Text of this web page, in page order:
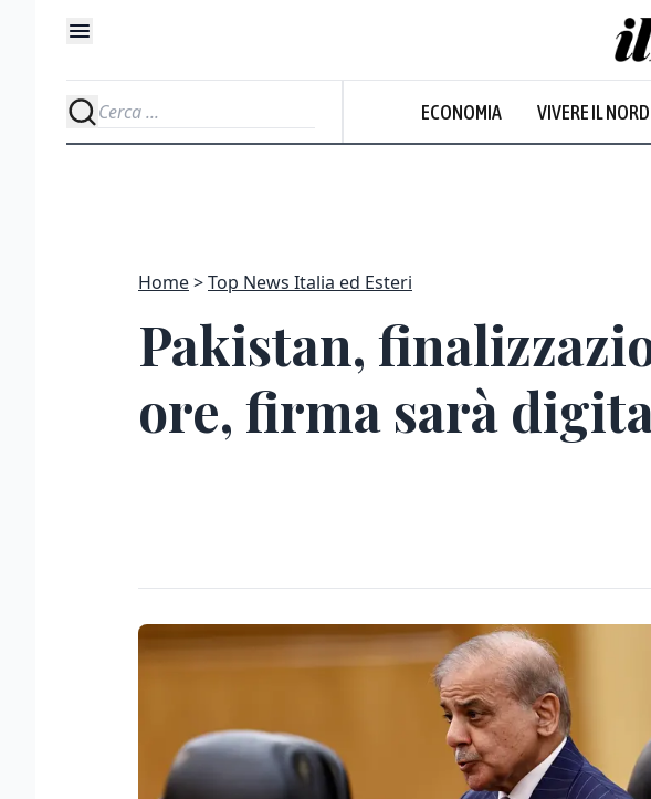
ECONOMIA VIVERE IL
Home Top News Italia ed Esteri
Pakistan,
ore, firma sarà